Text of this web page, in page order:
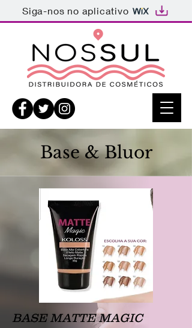
Siga-nos no aplicativo
Base & Bluor
BASE MATTE MAGIC